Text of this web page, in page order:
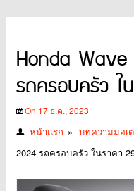
Honda
รถครอบครัว ใ
On 17 ธ.ค., 2023
หน้าแรก » บทความมอเ
2024 รถครอบครัว ในราคา